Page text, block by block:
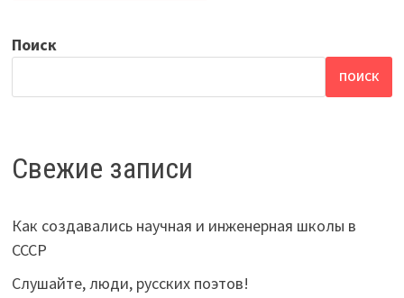
Поиск
ПОИСК
Свежие записи
Как создавались научная и инженерная школы в
СССР
Слушайте, люди, русских поэтов!